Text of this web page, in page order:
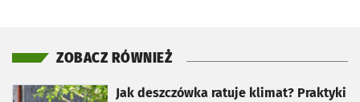
ZOBACZ RÓWNIEŻ
Jak deszczówka ratuje klimat? Praktyki
otworzy się w nowej karcie